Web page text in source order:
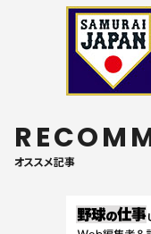
オススメ記事